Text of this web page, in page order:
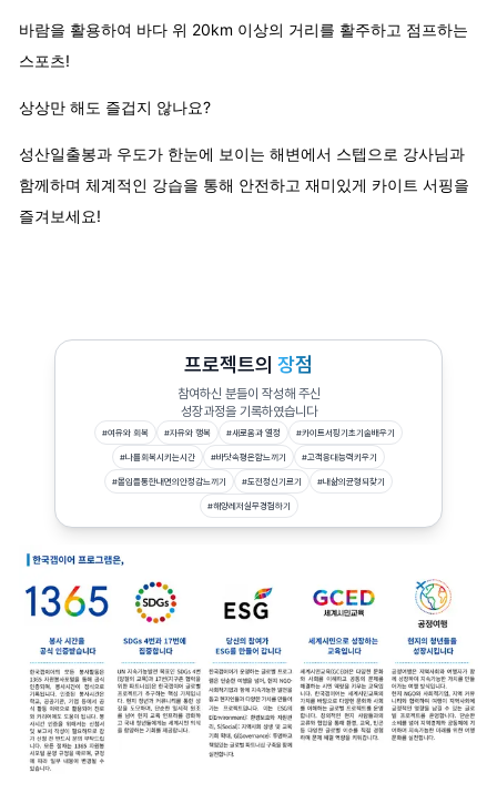
바람을 활용하여 바다 위 20km 이상의 거리를 활주하고 점프하는
스포츠!
상상만 해도 즐겁지 않나요?
성산일출봉과 우도가 한눈에 보이는 해변에서 스텝으로 강사님과
함께하며 체계적인 강습을 통해 안전하고 재미있게 카이트 서핑을
즐겨보세요!
프로젝트의 장점
참여하신 분들이 작성해 주신
성장과정을 기록하였습니다
#여유와 회복 #자유와 행복 #새로움과 열정 #카이트서핑기초기술배우기
#나를회복시키는시간 #바닷속평온함느끼기 #고객응대능력키우기
#몰입을통한내면의안정감느끼기 #도전정신기르기 #내삶의균형되찾기
#해양레저실무경험하기